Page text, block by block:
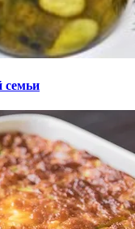
семьи